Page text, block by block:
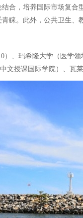
合，培养国际市场复
。此外，公共卫生、
、玛希隆大学（医学
授课国际学院）、瓦